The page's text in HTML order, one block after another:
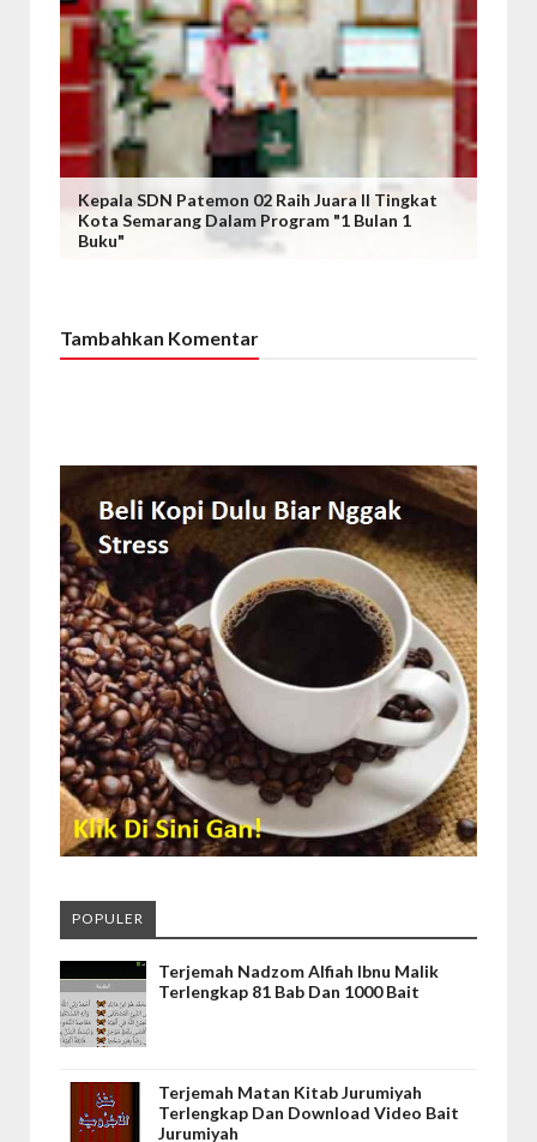
Kepala SDN Patemon 02 Raih Juara II Tingkat
Kota Semarang Dalam Program "1 Bulan 1
Buku"
Tambahkan Komentar
POPULER
Terjemah Nadzom Alfiah Ibnu Malik
Terlengkap 81 Bab Dan 1000 Bait
Terjemah Matan Kitab Jurumiyah
Terlengkap Dan Download Video Bait
Jurumiyah